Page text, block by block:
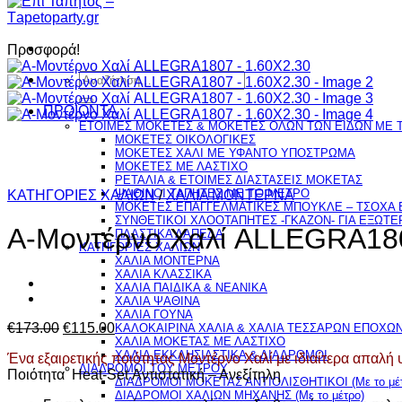
Αναζήτηση
για:
ΠΡΟΪΟΝΤΑ
ΕΤΟΙΜΕΣ ΜΟΚΕΤΕΣ & ΜΟΚΕΤΕΣ ΟΛΩΝ ΤΩΝ ΕΙΔΩΝ ME
ΜΟΚΕΤΕΣ ΟΙΚΟΛΟΓΙΚΕΣ
ΜΟΚΕΤΕΣ ΧΑΛΙ ΜΕ ΥΦΑΝΤΟ ΥΠΟΣΤΡΩΜΑ
ΜΟΚΕΤΕΣ ΜΕ ΛΑΣΤΙΧΟ
ΡΕΤΑΛΙΑ & ΕΤΟΙΜΕΣ ΔΙΑΣΤΑΣΕΙΣ ΜΟΚΕΤΑΣ
ΨΑΘINΟΙ ΤΑΠΗΤΕΣ ΜΕ ΤΟ ΜΕΤΡΟ
ΜΟΚΕΤΕΣ ΕΠΑΓΓΕΛΜΑΤΙΚΕΣ ΜΠΟΥΚΛΕ – ΤΣΟΧΑ
ΣΥΝΘΕΤΙΚΟΙ ΧΛΟΟΤΑΠΗΤΕΣ -ΓΚΑΖΟΝ- ΓΙΑ
ΠΛΑΣΤΙΚΑ ΔΑΠΕΔΑ
ΚΑΤΗΓΟΡΙΕΣ ΧΑΛΙΩΝ
ΧΑΛΙΑ ΜΟΝΤΕΡΝΑ
ΧΑΛΙΑ ΚΛΑΣΣΙΚΑ
ΧΑΛΙΑ ΠΑΙΔΙΚΑ & ΝΕΑΝΙΚΑ
ΧΑΛΙΑ ΨΑΘΙΝΑ
ΧΑΛΙΑ ΓΟΥΝΑ
ΚΑΛΟΚΑΙΡΙΝΑ ΧΑΛΙΑ & ΧΑΛΙΑ ΤΕΣΣΑΡΩΝ
ΧΑΛΙΑ ΜΟΚΕΤΑΣ ΜΕ ΛΑΣΤΙΧΟ
ΧΑΛΙΑ ΕΚΚΛΗΣΙΑΣΤΙΚΑ & ΔΙΑΔΡΟΜΟΙ
ΔΙΑΔΡΟΜΟΙ ΤΟΥ ΜΕΤΡΟΥ
ΔΙΑΔΡΟΜΟΙ ΜΟΚΕΤΑΣ ΑΝΤΙΟΛΙΣΘΗΤΙΚΟΙ (Με το
ΔΙΑΔΡΟΜΟΙ ΧΑΛΙΩΝ ΜΗΧΑΝΗΣ (Με το μέτρο)
Προσφορά!
ΚΑΤΗΓΟΡΙΕΣ ΧΑΛΙΩΝ / ΧΑΛΙΑ ΜΟΝΤΕΡΝΑ
Α-Μοντέρνο Χαλί
€173.00 Original
was:
€173.00.
€115.00Η
τρέχουσα
τιμή
είναι:
€115.00.
Ένα εξαιρετικής ποιότητας Μοντέρνο Χαλί με ιδιαίτερα
Ποιότητα Heat-Set Αντιστατική – Ανεξίτηλη